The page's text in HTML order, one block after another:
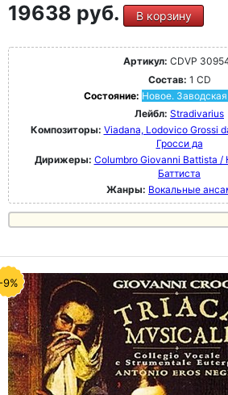
19638 руб. В корзину
Артикул: CDVP
Состав: 1 CD
Состояние: Новое.
Лейбл: Stradivarius
Композиторы: Viadana, Lodovico Grossi
Гросси да
Дирижеры: Columbro Giovanni Battista
Баттиста
Жанры: Вокальные
9%